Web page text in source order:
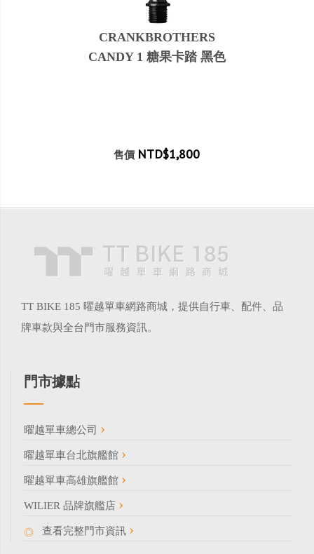
CRANKBROTHERS
CANDY 1 糖果卡踏 黑色
售價 NTD$1,800
TT BIKE 185 曜越單車網路商城，提供自行車、配件、品
牌車款與全台門市服務資訊。
門市據點
曜越單車總公司
曜越單車台北旗艦館
曜越單車高雄旗艦館
WILIER 品牌旗艦店
查看完整門市資訊